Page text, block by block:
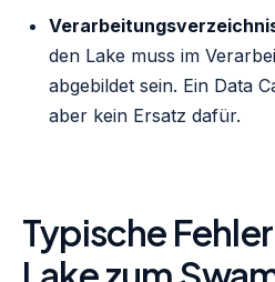
den Lake muss im
abgebildet sein. Ein Data
aber kein Ersatz dafür.
Typische